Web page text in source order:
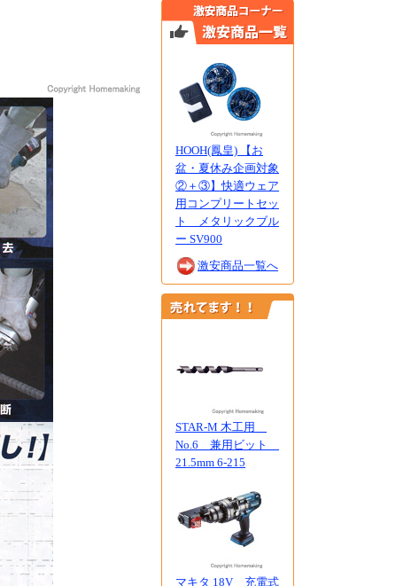
HOOH(鳳皇) 【お
盆・夏休み企画対象
②＋③】快適ウェア
用コンプリートセッ
ト メタリックブル
ー SV900
激安商品一覧へ
STAR-M 木工用
No.6 兼用ビット
21.5mm 6-215
マキタ 18V 充電式